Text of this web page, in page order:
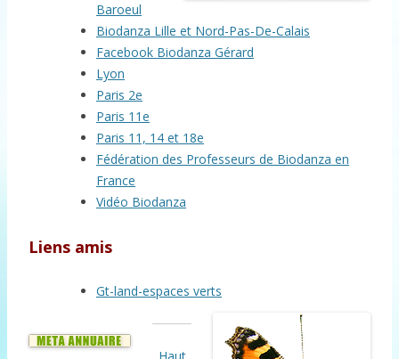
Baroeul
Biodanza Lille et Nord-Pas-De-Calais
Facebook Biodanza Gérard
Lyon
Paris 2e
Paris 11e
Paris 11, 14 et 18e
Fédération des Professeurs de Biodanza en
France
Vidéo Biodanza
Liens amis
Gt-land-espaces verts